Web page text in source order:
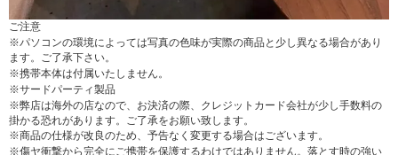
ご注意
※パソコンの環境によっては写真の色味が実際の商品と少し異なる場合があり
ます。ご了承下さい。
※携帯本体は付属いたしません。
※サードパーティ製品
※弊店は海外の店なので、お決済の際、クレジットカード会社が少し手数料の
掛かる恐れがあります。ご了承をお願い致します。
※商品の仕様が改良のため、予告なく変更する場合はございます。
※傷ヤ衝撃から完全にご携帯を保護するわけではありません。落とす時の強い